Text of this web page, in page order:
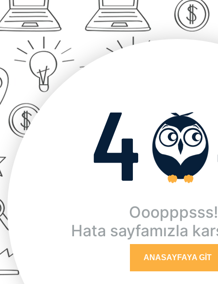
Hata sayfamızla
ANASAYFAYA GIT